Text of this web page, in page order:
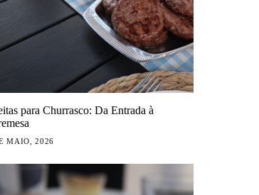
para Churrasco: Da Entrada à
MAIO, 2026